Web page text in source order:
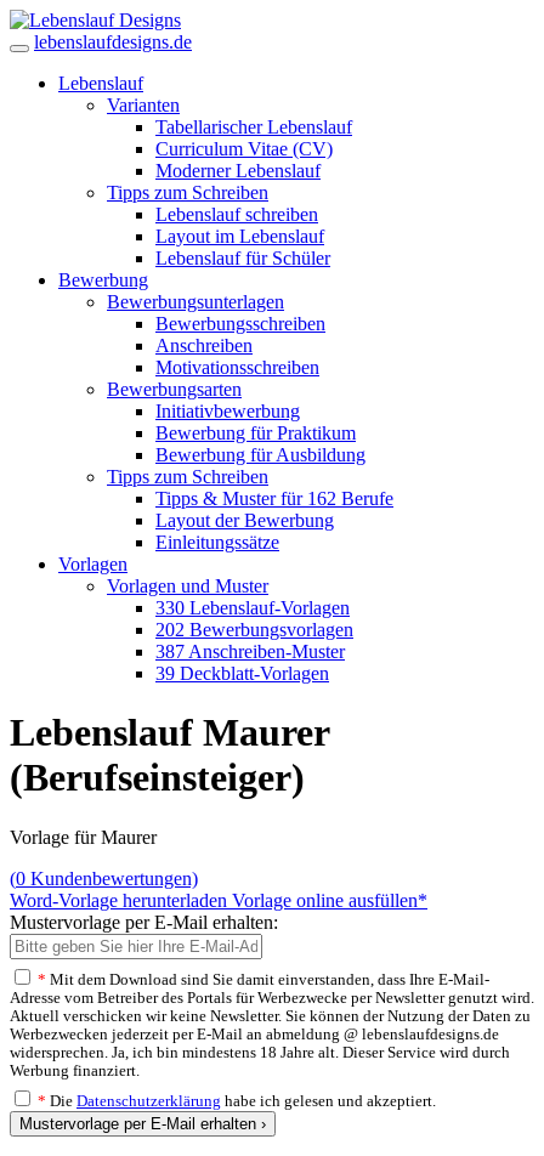
lebenslaufdesigns.de
Lebenslauf
Varianten
Tabellarischer Lebenslauf
Curriculum Vitae (CV)
Moderner Lebenslauf
Tipps zum Schreiben
Lebenslauf schreiben
Layout im Lebenslauf
Lebenslauf für Schüler
Bewerbung
Bewerbungsunterlagen
Bewerbungsschreiben
Anschreiben
Motivationsschreiben
Bewerbungsarten
Initiativbewerbung
Bewerbung für Praktikum
Bewerbung für Ausbildung
Tipps zum Schreiben
Tipps & Muster für 162 Berufe
Layout der Bewerbung
Einleitungssätze
Vorlagen
Vorlagen und Muster
330 Lebenslauf-Vorlagen
202 Bewerbungsvorlagen
387 Anschreiben-Muster
39 Deckblatt-Vorlagen
Lebenslauf Maurer
(Berufseinsteiger)
Vorlage für Maurer
(0 Kundenbewertungen)
Word-Vorlage herunterladen Vorlage online ausfüllen*
Mustervorlage per E-Mail erhalten:
* Mit dem Download sind Sie damit einverstanden, dass Ihre E-Mail-
Adresse vom Betreiber des Portals für Werbezwecke per Newsletter genutzt wird.
Aktuell verschicken wir keine Newsletter. Sie können der Nutzung der Daten zu
Werbezwecken jederzeit per E-Mail an abmeldung @ lebenslaufdesigns.de
widersprechen. Ja, ich bin mindestens 18 Jahre alt. Dieser Service wird durch
Werbung finanziert.
* Die Datenschutzerklärung habe ich gelesen und akzeptiert.
Mustervorlage per E-Mail erhalten ›